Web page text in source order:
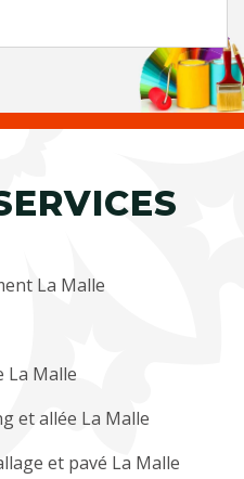
La Malle
La Malle
et allée La Malle
et pavé La Malle